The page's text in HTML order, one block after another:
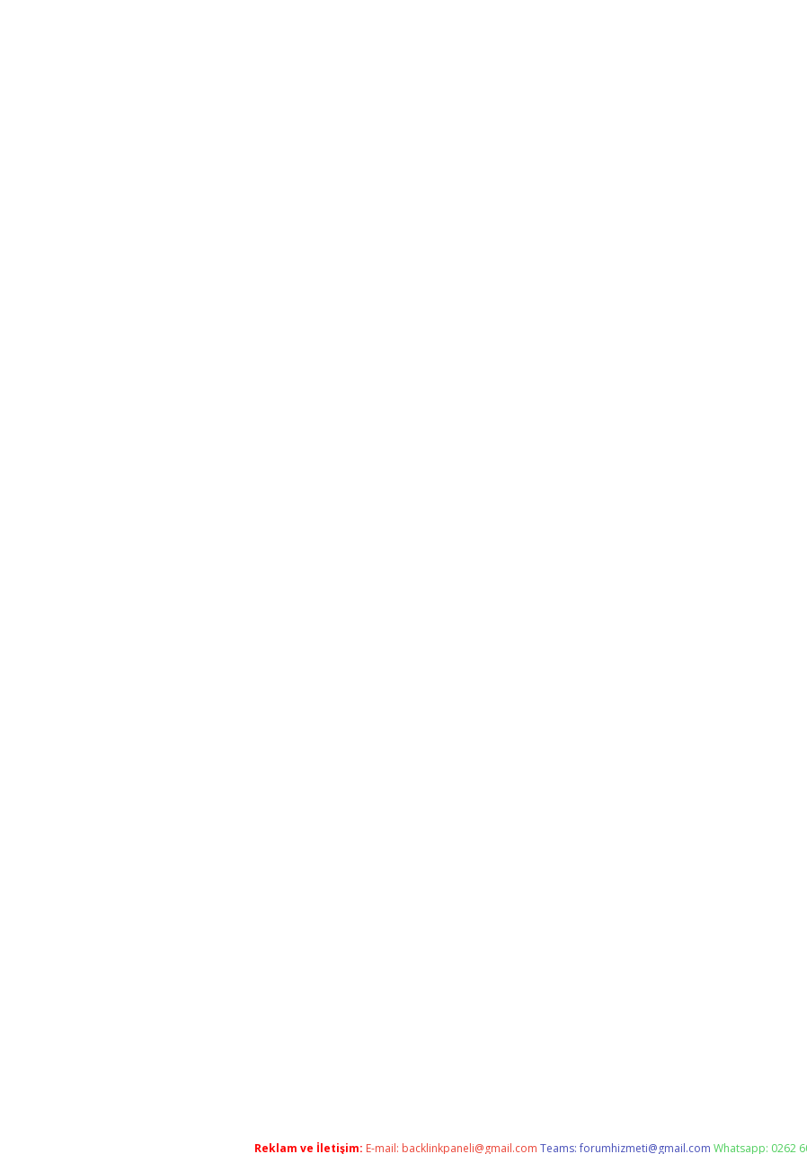
Reklam ve İletişim: E-mail: backlinkpaneli@gmail.com Teams:forumhizmeti@gmail.com Whatsapp: 0262